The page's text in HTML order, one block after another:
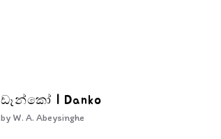
ඩෑන්කෝ | Danko
by W. A. Abeysinghe